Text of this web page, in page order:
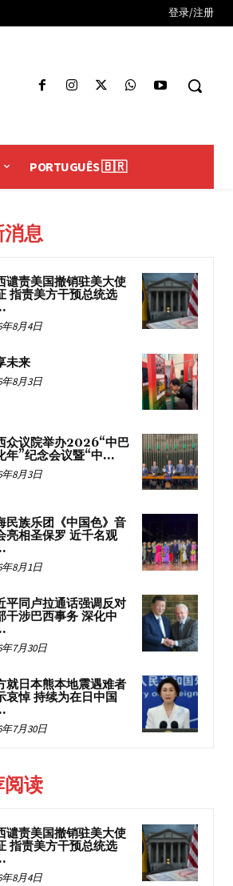
登录/注册
PORTUGUÊS 🇧🇷
息
谴责美国撤销驻美大使
指责美方干预总统选
年8月4日
未来
年8月3日
众议院举办2026“中巴
年”纪念会议暨“中...
年8月3日
民族乐团《中国色》音
亮相圣保罗 近千名观
年8月1日
平同卢拉通话强调反对
干涉巴西事务 深化中
年7月30日
就日本熊本地震遇难者
哀悼 持续为在日中国
年7月30日
读
谴责美国撤销驻美大使
指责美方干预总统选
年8月4日